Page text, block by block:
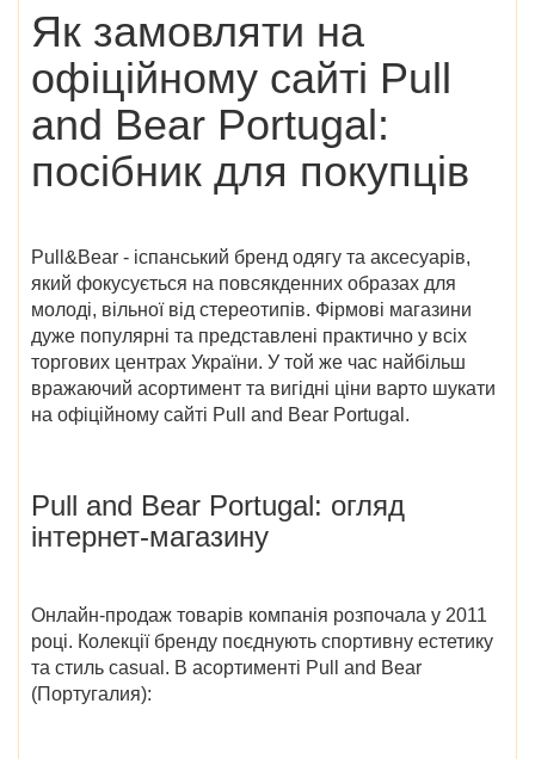
Як замовляти на
офіційному сайті Pull
and Bear Portugal:
посібник для покупців
Pull&Bear - іспанський бренд одягу та аксесуарів,
який фокусується на повсякденних образах для
молоді, вільної від стереотипів. Фірмові магазини
дуже популярні та представлені практично у всіх
торгових центрах України. У той же час найбільш
вражаючий асортимент та вигідні ціни варто шукати
на офіційному сайті Pull and Bear Portugal .
Pull and Bear Portugal: огляд
інтернет-магазину
Онлайн-продаж товарів компанія розпочала у 2011
році. Колекції бренду поєднують спортивну естетику
та стиль casual. В асортименті Pull and Bear
(Португалия):